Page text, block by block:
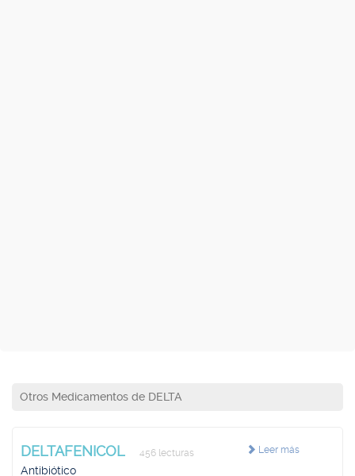
Otros Medicamentos de DELTA
Leer más
DELTAFENICOL 456 lecturas
Antibiótico